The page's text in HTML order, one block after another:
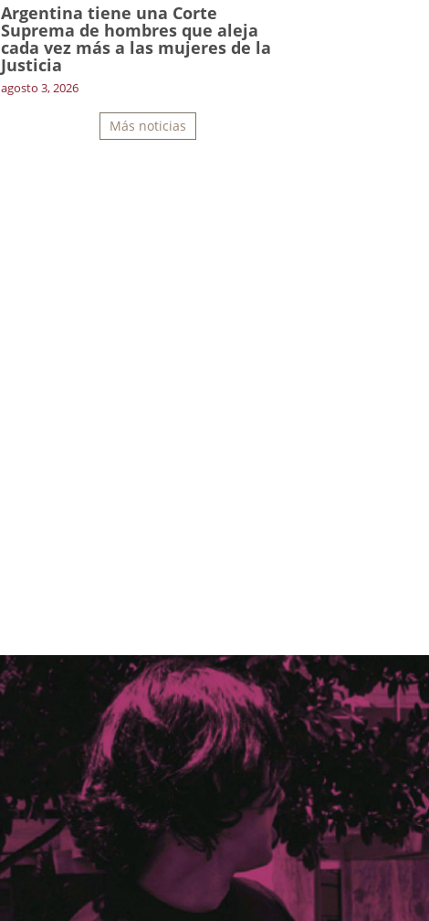
Argentina tiene una Corte
Suprema de hombres que aleja
cada vez más a las mujeres de la
Justicia
agosto 3, 2026
Más noticias